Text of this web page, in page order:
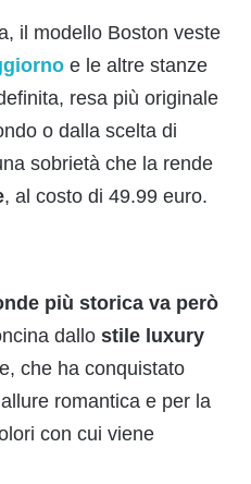
il modello Boston veste
e le altre stanze
resa più originale
o dalla scelta di
sobrietà che la rende
, al costo di 49.99 euro.
più storica va però
dallo stile luxury
che ha conquistato
romantica e per la
con cui viene